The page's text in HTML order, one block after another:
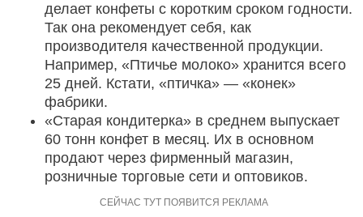
делает конфеты с коротким сроком годности.
Так она рекомендует себя, как
производителя качественной продукции.
Например, «Птичье молоко» хранится всего
25 дней. Кстати, «птичка» — «конек»
фабрики.
«Старая кондитерка» в среднем выпускает
60 тонн конфет в месяц. Их в основном
продают через фирменный магазин,
розничные торговые сети и оптовиков.